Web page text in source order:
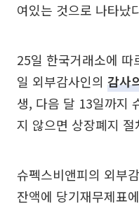
여있는 것으로 나타났
25일 한국거래소에
일 외부감사인의 감사
생, 다음 달 13일까지
지 않으면 상장폐지
슈펙스비앤피의 외부
잔액에 당기재무제표